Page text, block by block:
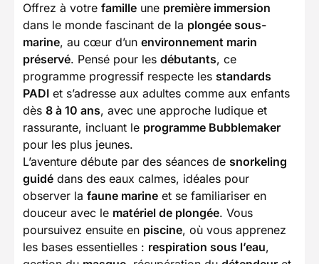
Offrez à votre famille une première immersion
dans le monde fascinant de la plongée sous-
marine, au cœur d’un environnement marin
préservé. Pensé pour les débutants, ce
programme progressif respecte les standards
PADI et s’adresse aux adultes comme aux enfants
dès 8 à 10 ans, avec une approche ludique et
rassurante, incluant le programme Bubblemaker
pour les plus jeunes.
L’aventure débute par des séances de snorkeling
guidé dans des eaux calmes, idéales pour
observer la faune marine et se familiariser en
douceur avec le matériel de plongée. Vous
poursuivez ensuite en piscine, où vous apprenez
les bases essentielles : respiration sous l’eau,